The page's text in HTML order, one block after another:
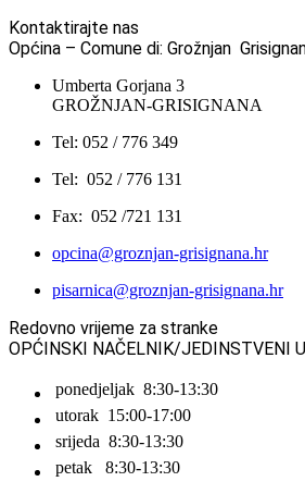
Kontaktirajte nas
Općina – Comune di: Grožnjan
Umberta Gorjana 3
GROŽNJAN-GRISIGNANA
Tel: 052 / 776 349
Tel: 052 / 776 131
Fax: 052 /721 131
opcina@groznjan-grisignana.hr
pisarnica@groznjan-grisignana.hr
Redovno vrijeme za stranke
OPĆINSKI NAČELNIK/JEDINSTVENI
ponedjeljak 8:30-13:30
utorak 15:00-17:00
srijeda 8:30-13:30
petak
8:30-13:30